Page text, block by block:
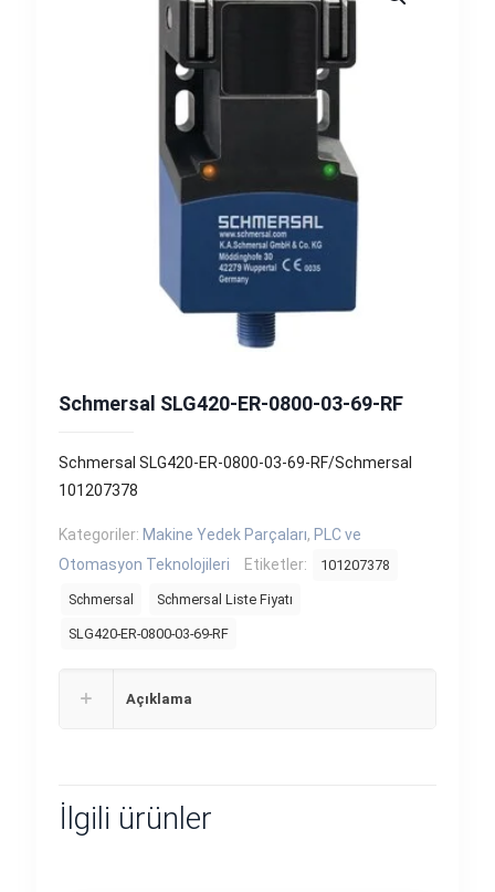
Schmersal SLG420-ER-0800-03-69-RF
Schmersal SLG420-ER-0800-03-69-RF/Schmersal
101207378
Kategoriler: Makine Yedek Parçaları, PLC ve
Otomasyon Teknolojileri
Etiketler: 101207378
Schmersal Schmersal Liste Fiyatı
SLG420-ER-0800-03-69-RF
Açıklama
İlgili ürünler